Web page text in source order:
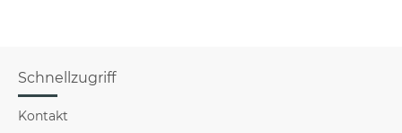
Schnellzugriff
Kontakt